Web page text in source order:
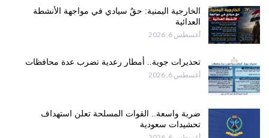
الخارجية اليمنية: حقٌ سيادي في مواجهة الأنشطة
العدائية
أغسطس 6, 2026
تحذيرات جوية.. أمطار رعدية تضرب عدة محافظات
أغسطس 6, 2026
ضربة واسعة.. القوات المسلحة تعلن استهداف
تحشيدات سعودية